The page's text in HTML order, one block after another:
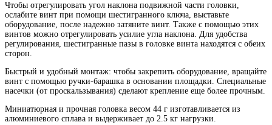
Чтобы отрегулировать угол наклона подвижной части головки,
ослабите винт при помощи шестигранного ключа, выставьте
оборудование, после надежно затяните винт. Также с помощью этих
винтов можно отрегулировать усилие угла наклона. Для удобства
регулирования, шестигранные пазы в головке винта находятся с обеих
сторон.
Быстрый и удобный монтаж: чтобы закрепить оборудование, вращайте
винт с помощью ручки-барашка в основании площадки. Специальные
насечки (от проскальзывания) сделают крепление еще более прочным.
Миниатюрная и прочная головка весом 44 г изготавливается из
алюминиевого сплава и выдерживает до 2.5 кг нагрузки.